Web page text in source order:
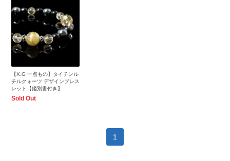
【X.G 一点もの】タイチンル
チルクォーツ デザインブレス
レット【鑑別書付き】
Sold Out
1